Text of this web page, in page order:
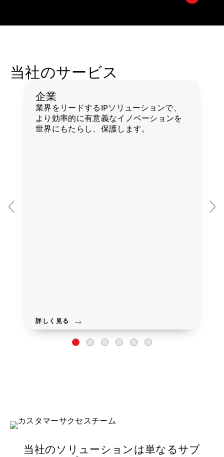
当社のサービス
企業
業界をリードするIPソリューションで、
より効率的に有意義なイノベーションを
世界にもたらし、保護します。
詳しく見る
当社のソリューションは単なるサブ